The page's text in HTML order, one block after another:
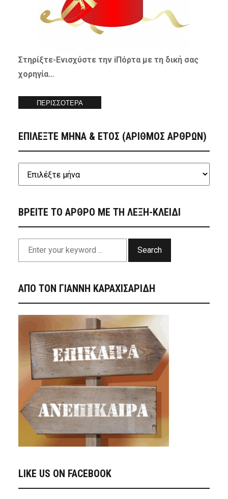
Στηρίξτε-Ενισχύστετην iΠόρτα με τη δική σας
χορηγία…
ΠΕΡΙΣΣΟΤΕΡΑ
ΕΠΙΛΕΞΤΕ ΜΗΝΑ & ΕΤΟΣ (ΑΡΙΘΜΟΣ ΑΡΘΡΩΝ)
ΒΡΕΙΤΕ ΤΟ ΑΡΘΡΟ ΜΕ ΤΗ ΛΕΞΗ-ΚΛΕΙΔΙ
Search
ΑΠΟ ΤΟΝ ΓΙΑΝΝΗ ΚΑΡΑΧΙΣΑΡΙΔΗ
LIKE US ON FACEBOOK